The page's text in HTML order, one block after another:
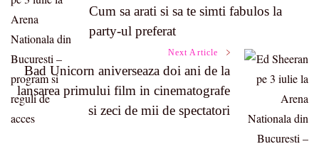
NavigationCum sa arati si sa te simti fabulos la
party-ul preferat
Next Article
Bad Unicorn aniverseaza doi ani de la
lansarea primului film in cinematografe
si zeci de mii de spectatori